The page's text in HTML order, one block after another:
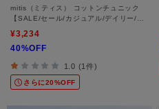
mitis（ミティス） コットンチュニック
【SALE/セール/カジュアル/デイリー/ト
¥3,234
40%OFF
1.0 (1件)
さらに20%OFF